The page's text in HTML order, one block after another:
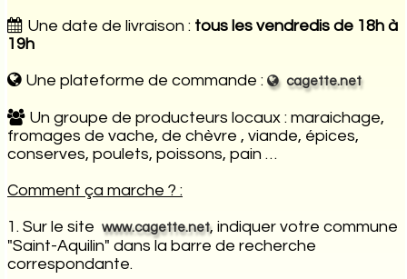
Une date de livraison : tous les vendredis de 18h à
19h
Une plateforme de commande : cagette.net
Un groupe de producteurs locaux : maraichage,
fromages de vache, de chèvre , viande, épices,
conserves, poulets, poissons, pain …
Comment ça marche ? :
1. Sur le site www.cagette.net, indiquer votre commune
"Saint-Aquilin" dans la barre de recherche
correspondante.